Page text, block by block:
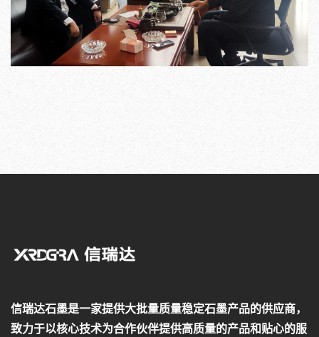
信瑞达石墨是一家提供大批量质量稳定石墨产品的供应商，
致力于以核心技术为合作伙伴提供高质量的产品和贴心的服